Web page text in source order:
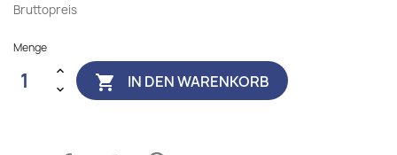
Bruttopreis
Menge
 IN DEN WARENKORB